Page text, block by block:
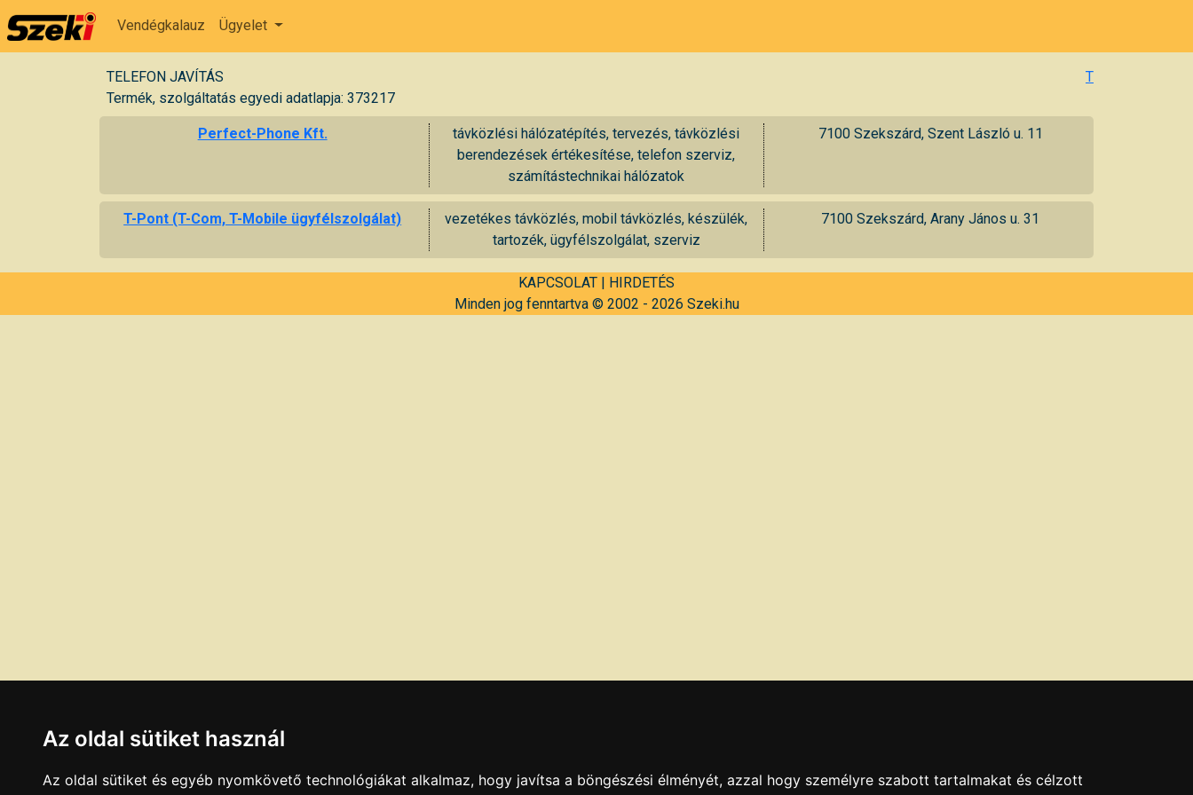
Vendégkalauz Ügyelet
TELEFON JAVÍTÁS
T
Termék, szolgáltatás egyedi adatlapja: 373217
Perfect-Phone Kft.
távközlési hálózatépítés, tervezés, távközlési
berendezések értékesítése, telefon szerviz,
számítástechnikai hálózatok
7100 Szekszárd, Szent László u. 11
T-Pont (T-Com, T-Mobile ügyfélszolgálat)
vezetékes távközlés, mobil távközlés, készülék,
tartozék, ügyfélszolgálat, szerviz
7100 Szekszárd, Arany János u. 31
KAPCSOLAT | HIRDETÉS
Minden jog fenntartva © 2002 - 2026 Szeki.hu
Az oldal sütiket használ
Az oldal sütiket és egyéb nyomkövető technológiákat alkalmaz, hogy javítsa a böngészési élményét, azzal hogy személyre szabott tartalmakat és célzott